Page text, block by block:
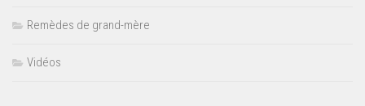
Remèdes de grand-mère
Vidéos